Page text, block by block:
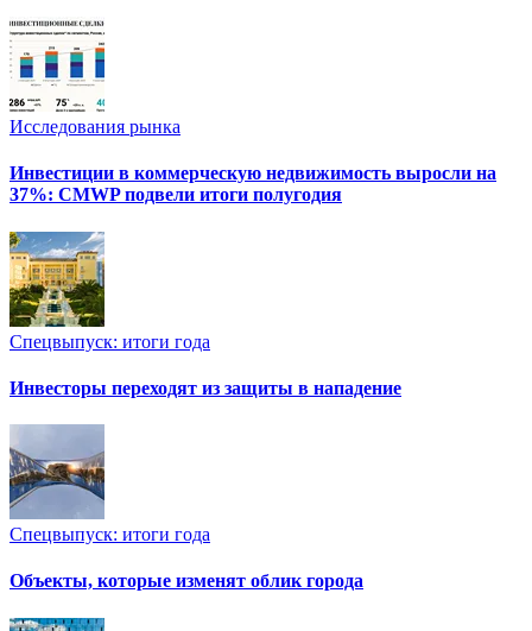
Исследования рынка
Инвестиции в коммерческую недвижимость выросли на
37%: CMWP подвели итоги полугодия
Спецвыпуск: итоги года
Инвесторы переходят из защиты в нападение
Спецвыпуск: итоги года
Объекты, которые изменят облик города